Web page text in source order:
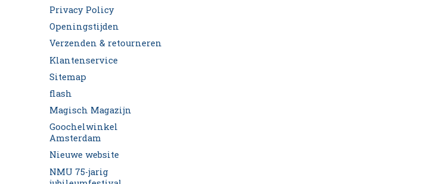
Privacy Policy
Openingstijden
Verzenden & retourneren
Klantenservice
Sitemap
flash
Magisch Magazijn
Goochelwinkel
Amsterdam
Nieuwe website
NMU 75-jarig